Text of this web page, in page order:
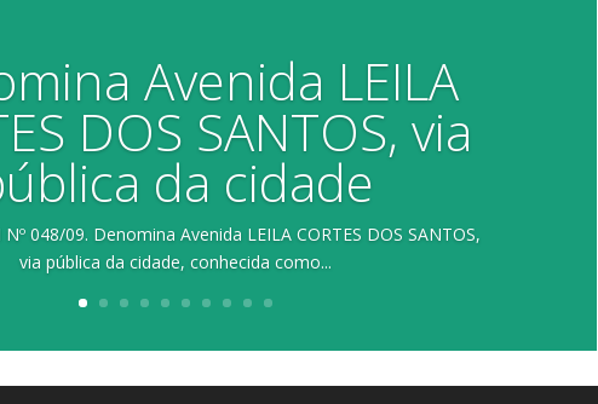
Avenida LEILA
DOS SANTOS, via
da cidade
Nº 048/09. Denomina Avenida LEILA CORTES DOS SANTOS,
via pública da cidade, conhecida como...